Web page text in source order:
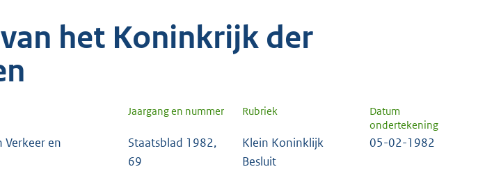
het Koninkrijk der
Jaargang en nummer Rubriek
Datum
ondertekening
Verkeer en
Staatsblad 1982,
69
Klein Koninklijk
Besluit
05-02-1982